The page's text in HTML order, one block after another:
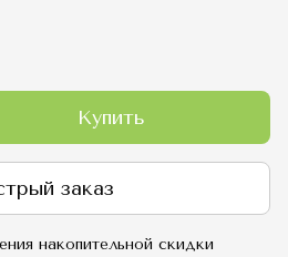
Купить
заказ
накопительной скидки